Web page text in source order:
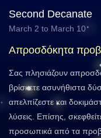
Second Decanate
March 2 to March 10
Απροσδόκητα
Σας πλησιάζουν
βρίσκετε ασυνήθιστα
απελπίζεστε και
λύσεις. Επίσης,
προσωπικά από τα